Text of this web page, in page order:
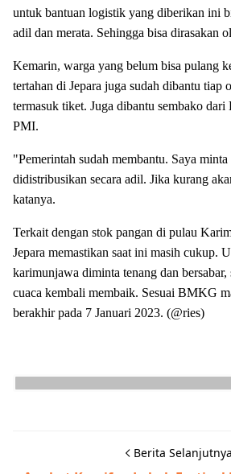
untuk bantuan logistik yang diberikan ini
adil dan merata. Sehingga bisa dirasakan
Kemarin, warga yang belum bisa pulang
tertahan di Jepara juga sudah dibantu tiap
termasuk tiket. Juga dibantu sembako dari
PMI.
"Pemerintah sudah membantu. Saya
didistribusikan secara adil. Jika kurang
katanya.
Terkait dengan stok pangan di pulau
Jepara memastikan saat ini masih cukup.
karimunjawa diminta tenang dan
cuaca kembali membaik. Sesuai BMKG
berakhir pada 7 Januari 2023. (@ries)
Berita Selanjutnya